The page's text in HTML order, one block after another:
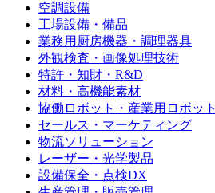
空調設備
工場設備・備品
業務用厨房機器・調理器具
外観検査・画像処理技術
特許・知財・R&D
材料・高機能素材
協働ロボット・産業用ロボット
セールス・マーケティング
物流ソリューション
レーザー・光学製品
設備保全・点検DX